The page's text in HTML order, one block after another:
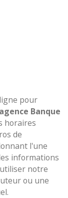
pour
Banque
horaires
de
l'une
informations
notre
ou une